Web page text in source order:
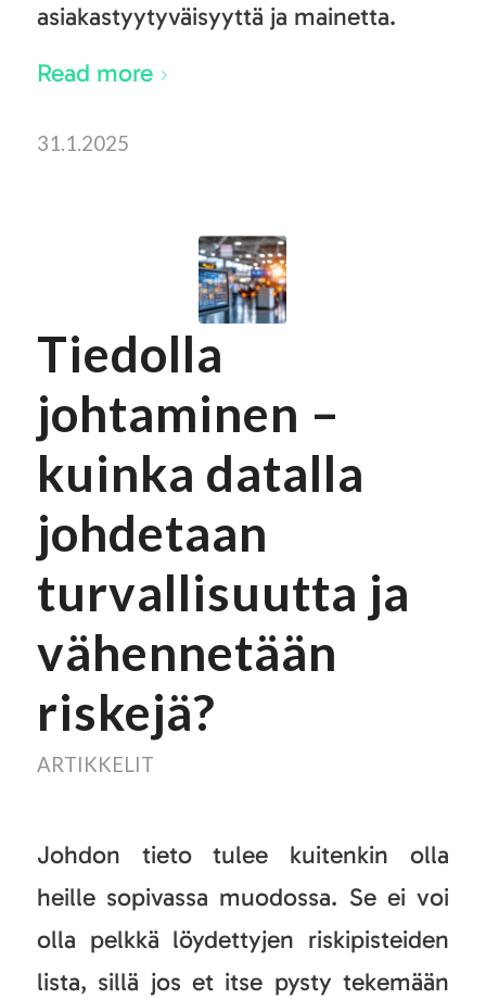
asiakastyytyväisyyttä ja mainetta.
Read more
31.1.2025
Tiedolla
johtaminen –
kuinka datalla
johdetaan
turvallisuutta ja
vähennetään
riskejä?
ARTIKKELIT
Johdon tieto tulee kuitenkin olla
heille sopivassa muodossa. Se ei voi
olla pelkkä löydettyjen riskipisteiden
lista, sillä jos et itse pysty tekemään